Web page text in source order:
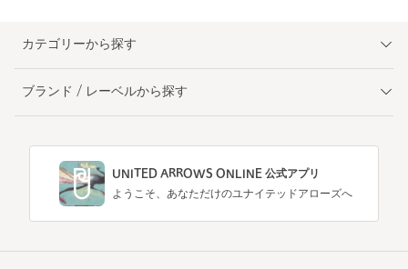
カテゴリーから探す
ブランド / レーベルから探す
UNITED ARROWS ONLINE 公式アプリ
ようこそ、あなただけのユナイテッドアローズへ